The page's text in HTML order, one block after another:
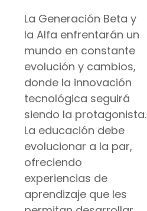
La Generación Beta y
la Alfa enfrentarán un
mundo en constante
evolución y cambios,
donde la innovación
tecnológica seguirá
siendo la protagonista.
La educación debe
evolucionar a la par,
ofreciendo
experiencias de
aprendizaje que les